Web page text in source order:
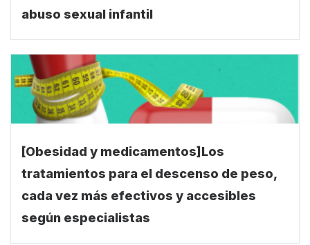
abuso sexual infantil
[Obesidad y medicamentos]Los
tratamientos para el descenso de peso,
cada vez más efectivos y accesibles
según especialistas